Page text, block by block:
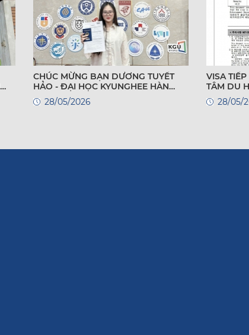
CHÚC MỪNG BẠN DƯƠNG TUYẾT
HẢO - ĐẠI HỌC KYUNGHEE HÀN
QUỐC
28/05/2026
VISA TIẾP
TÂM DU
28/05/